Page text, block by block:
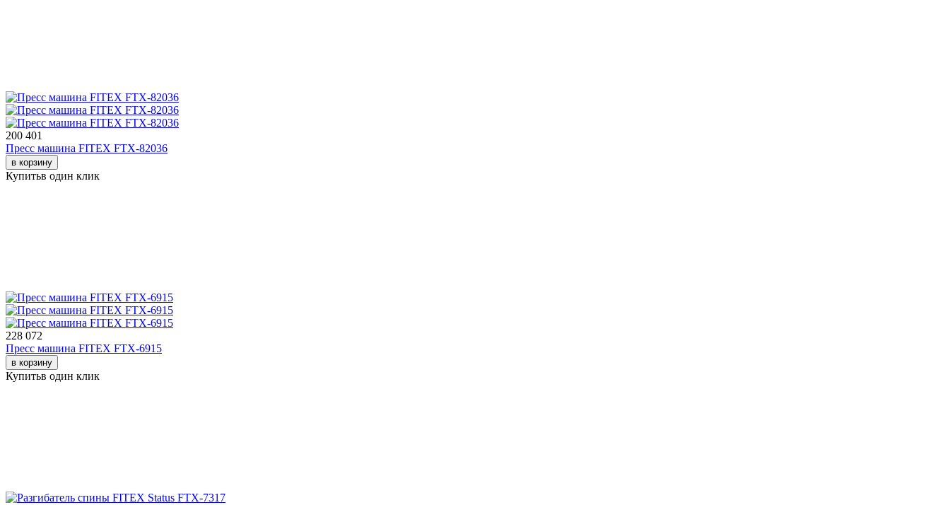
200 401
Пресс машина FITEX FTX-82036
в корзину
Купитьв один клик
228 072
Пресс машина FITEX FTX-6915
в корзину
Купитьв один клик